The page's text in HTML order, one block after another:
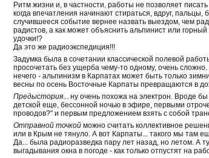
Ритм жизни и, в частности, работы не позволяет
когда впечатления начинают стираться, вдруг,
случившееся событие вернее назвать выездом, чем
радистов, а как может объяснить альпинист или
удочки!?
Да это же радиоэкспедиция!!!
Задумка была в сочетании классической полевой
просочетать без ущерба чему-то одному, очень
нечего - альпинизм в Карпатах может быть только
весны по осень Восточные Карпаты превращаются в
Предыстория... ну очень похожа на электрон. Вроде
детской еще, бессонной ночью в эфире, первыми
проводов?" и первым предложением взять с собой
Отправной точкойможно считать коллективное
или в Крым не тянуло. А вот Карпаты... такого мы там
Да... была радиоразведка пару лет назад, но летом. А
выгадывания окна в погоде - как только отпустят на